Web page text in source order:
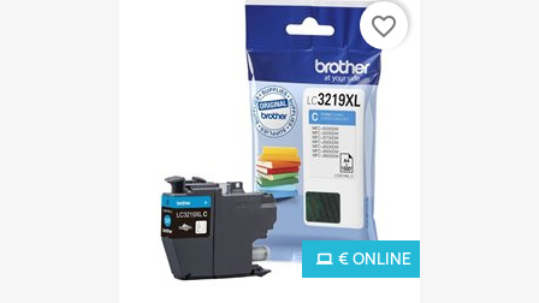
€ ONLINE
favorite_border